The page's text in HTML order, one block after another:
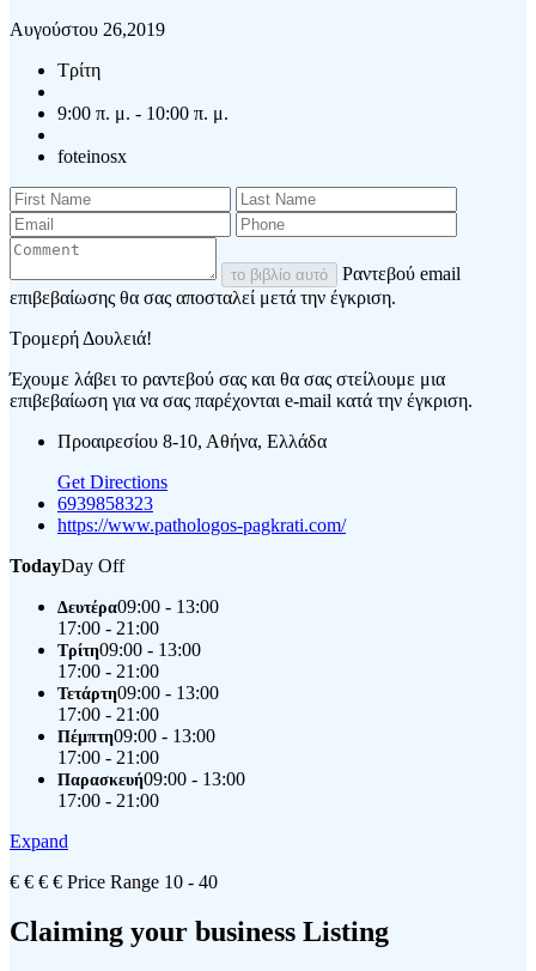
Αυγούστου 26,2019
Τρίτη
9:00 π. μ. - 10:00 π. μ.
foteinosx
το βιβλίο αυτό
Ραντεβού email
επιβεβαίωσης θα σας αποσταλεί μετά την έγκριση.
Τρομερή Δουλειά!
Έχουμε λάβει το ραντεβού σας και θα σας στείλουμε μια
επιβεβαίωση για να σας παρέχονται e-mail κατά την έγκριση.
Προαιρεσίου 8-10, Αθήνα, Ελλάδα
Get Directions
6939858323
https://www.pathologos-pagkrati.com/
TodayDay Off
Δευτέρα09:00 - 13:00
17:00 - 21:00
Τρίτη09:00 - 13:00
17:00 - 21:00
Τετάρτη09:00 - 13:00
17:00 - 21:00
Πέμπτη09:00 - 13:00
17:00 - 21:00
Παρασκευή09:00 - 13:00
17:00 - 21:00
Expand
€ € € € Price Range 10 - 40
Claiming your business Listing